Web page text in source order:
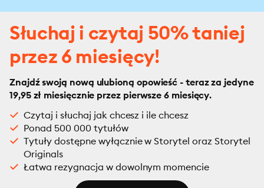
Słuchaj i czytaj 50% taniej
przez 6 miesięcy!
Znajdź swoją nową ulubioną opowieść - teraz za jedyne
19,95 zł miesięcznie przez pierwsze 6 miesięcy.
Czytaj i słuchaj jak chcesz i ile chcesz
Ponad 500 000 tytułów
Tytuły dostępne wyłącznie w Storytel oraz Storytel
Originals
Łatwa rezygnacja w dowolnym momencie